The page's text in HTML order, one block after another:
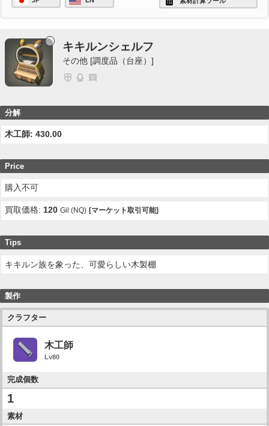
キキルンシェルフ
その他 [調度品（台座）]
分解
木工師: 430.00
Price
購入不可
買取価格:120 Gil (NQ) [マーケット取引可能]
Tips
キキルン族を象った、可愛らしい木製棚
製作
クラフター
木工師
Lv80
完成個数
1
素材